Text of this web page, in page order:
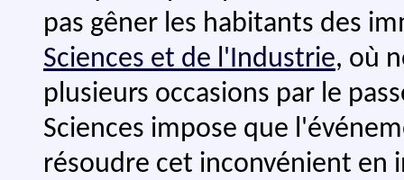
pas gêner les habitants des
Sciences et de l'Industrie, où
plusieurs occasions par le
Sciences impose que
résoudre cet inconvénient en